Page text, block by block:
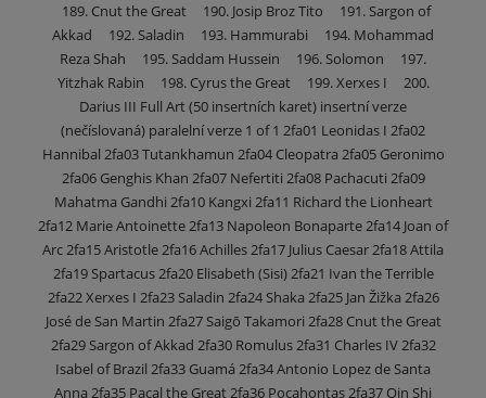
189. Cnut the Great 190. Josip Broz Tito 191. Sargon of
Akkad 192. Saladin 193. Hammurabi 194. Mohammad
Reza Shah 195. Saddam Hussein 196. Solomon 197.
Yitzhak Rabin 198. Cyrus the Great 199. Xerxes I 200.
Darius III Full Art (50 insertních karet) insertní verze
(nečíslovaná) paralelní verze 1 of 1 2fa01 Leonidas I 2fa02
Hannibal 2fa03 Tutankhamun 2fa04 Cleopatra 2fa05 Geronimo
2fa06 Genghis Khan 2fa07 Nefertiti 2fa08 Pachacuti 2fa09
Mahatma Gandhi 2fa10 Kangxi 2fa11 Richard the Lionheart
2fa12 Marie Antoinette 2fa13 Napoleon Bonaparte 2fa14 Joan of
Arc 2fa15 Aristotle 2fa16 Achilles 2fa17 Julius Caesar 2fa18 Attila
2fa19 Spartacus 2fa20 Elisabeth (Sisi) 2fa21 Ivan the Terrible
2fa22 Xerxes I 2fa23 Saladin 2fa24 Shaka 2fa25 Jan Žižka 2fa26
José de San Martin 2fa27 Saigō Takamori 2fa28 Cnut the Great
2fa29 Sargon of Akkad 2fa30 Romulus 2fa31 Charles IV 2fa32
Isabel of Brazil 2fa33 Guamá 2fa34 Antonio Lopez de Santa
Anna 2fa35 Pacal the Great 2fa36 Pocahontas 2fa37 Qin Shi